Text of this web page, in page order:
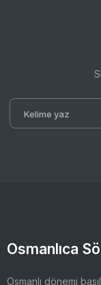
Osmanlıca
Osmanlı dönemi